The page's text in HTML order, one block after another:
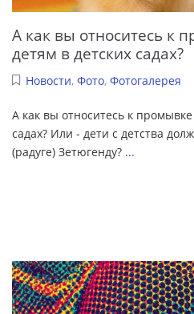
А как вы относитесь к
детям в детских садах?
Новости, Фото, Фотогалерея
А как вы относитесь к
садах? Или - дети с детства
(радуге) Зетюгенду? ...